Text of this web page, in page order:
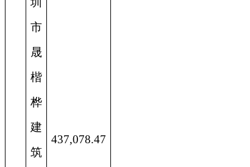
市
晟
楷
桦
建
筑
437,078.47